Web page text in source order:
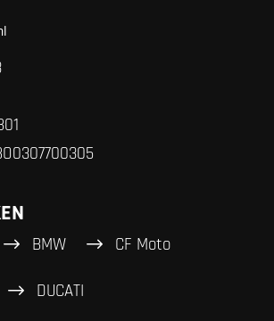
BMW CF Moto
DUCATI